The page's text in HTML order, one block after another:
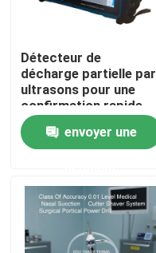
À la maison
Produits
Vidéos
Détecteur de
décharge partielle par
ultrasons pour une
confirmation rapide
des résultats du
champ envoyer une